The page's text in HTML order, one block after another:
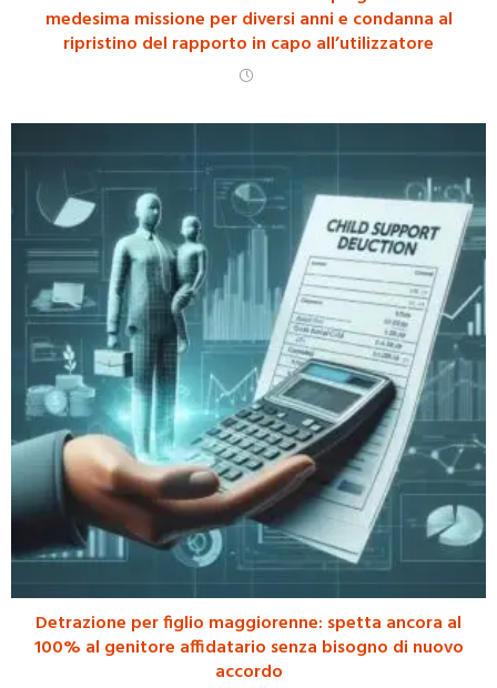
medesima missione per diversi anni e condanna al
ripristino del rapporto in capo all’utilizzatore
Detrazione per figlio maggiorenne: spetta ancora al
100% al genitore affidatario senza bisogno di nuovo
accordo